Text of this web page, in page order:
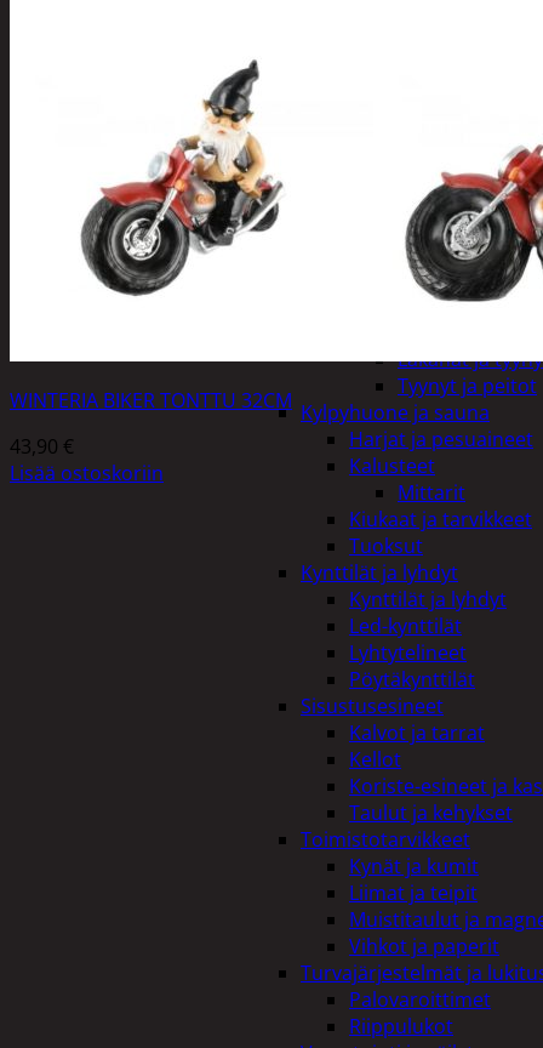
Keittiöpyyhkeet
Kylpypyyhkeet
Pöytäliinat
Sisustustyynyt ja
Tyynyt ja peitot
Verhot ja tarvikkeet
Lakanat ja
Tyynyt ja peitot
Kylpyhuone ja sauna
Harjat ja pesuaineet
Kalusteet
Mittarit
Kiukaat ja tarvikkeet
Tuoksut
Kynttilät ja lyhdyt
Kynttilät ja lyhdyt
Led-kynttilät
Lyhtytelineet
Pöytäkynttilät
Sisustusesineet
Kalvot ja tarrat
Kellot
Koriste-esineet ja
Taulut ja kehykset
Toimistotarvikkeet
Kynät ja kumit
Liimat ja teipit
Muistitaulut ja
Vihkot ja paperit
Turvajärjestelmät ja
Palovaroittimet
Riippulukot
WINTERIA BIKER TONTTU 32CM
43,90 €
Lisää ostoskoriin